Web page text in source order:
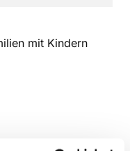
mit Kindern